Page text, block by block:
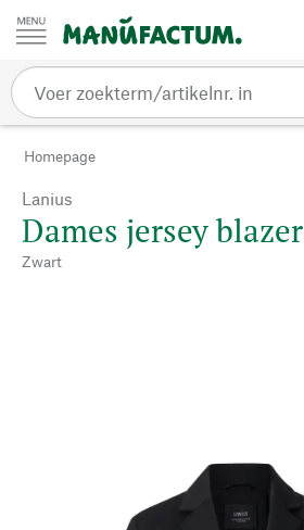
Passer au contenu
Homepage
Lanius
Dames jersey blazer
Zwart